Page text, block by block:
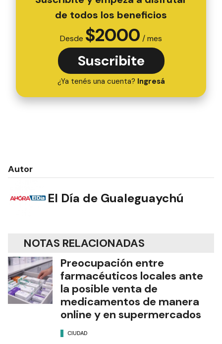
de todos los beneficios
Desde $2000 / mes
Suscribite
¿Ya tenés una cuenta? Ingresá
Autor
El Día de Gualeguaychú
NOTAS RELACIONADAS
Preocupación entre
farmacéuticos locales ante
la posible venta de
medicamentos de manera
online y en supermercados
CIUDAD